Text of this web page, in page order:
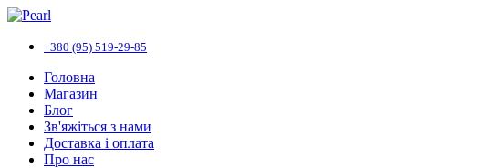
+380 (95) 519-29-85
Головна
Магазин
Блог
Зв'яжіться з нами
Доставка і оплата
Про нас